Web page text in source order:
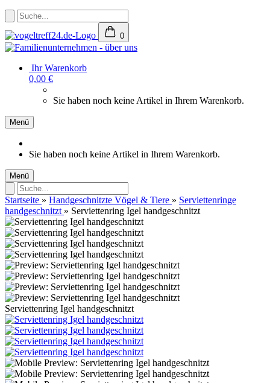
0
Ihr Warenkorb
0,00 €
Sie haben noch keine Artikel in Ihrem Warenkorb.
Menü
Sie haben noch keine Artikel in Ihrem Warenkorb.
Menü
Startseite » Handgeschnitzte Vögel & Tiere » Serviettenringe
handgeschnitzt » Serviettenring Igel handgeschnitzt
Serviettenring Igel handgeschnitzt